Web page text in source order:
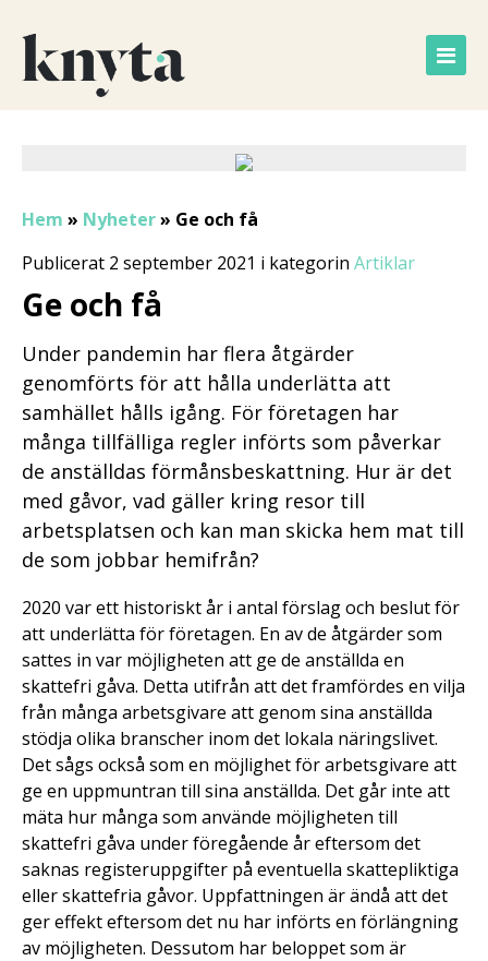
Hem » Nyheter» Ge och få
Publicerat 2 september 2021 i kategorin Artiklar
Ge och få
Under pandemin har flera åtgärder
genomförts för att hålla underlätta att
samhället hålls igång. För företagen har
många tillfälliga regler införts som påverkar
de anställdas förmånsbeskattning. Hur är det
med gåvor, vad gäller kring resor till
arbetsplatsen och kan man skicka hem mat till
de som jobbar hemifrån?
2020 var ett historiskt år i antal förslag och beslut för
att underlätta för företagen. En av de åtgärder som
sattes in var möjligheten att ge de anställda en
skattefri gåva. Detta utifrån att det framfördes en vilja
från många arbetsgivare att genom sina anställda
stödja olika branscher inom det lokala näringslivet.
Det sågs också som en möjlighet för arbetsgivare att
ge en uppmuntran till sina anställda. Det går inte att
mäta hur många som använde möjligheten till
skattefri gåva under föregående år eftersom det
saknas registeruppgifter på eventuella skattepliktiga
eller skattefria gåvor. Uppfattningen är ändå att det
ger effekt eftersom det nu har införts en förlängning
av möjligheten. Dessutom har beloppet som är